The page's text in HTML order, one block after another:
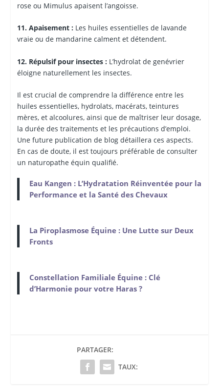
rose ou Mimulus apaisent l’angoisse.
11. Apaisement :Les huiles essentielles de lavande
vraie ou de mandarine calment et détendent.
12. Répulsif pour insectes :L’hydrolat de genévrier
éloigne naturellement les insectes.
Il est crucial de comprendre la différence entre les
huiles essentielles, hydrolats, macérats, teintures
mères, et alcoolures, ainsi que de maîtriser leur dosage,
la durée des traitements et les précautions d’emploi.
Une future publication de blog détaillera ces aspects.
En cas de doute, il est toujours préférable de consulter
un naturopathe équin qualifié.
Eau Kangen : L’Hydratation Réinventée pour la
Performance et la Santé des Chevaux
La Piroplasmose Équine : Une Lutte sur Deux
Fronts
Constellation Familiale Équine : Clé
d’Harmonie pour votre Haras ?
PARTAGER:
TAUX: